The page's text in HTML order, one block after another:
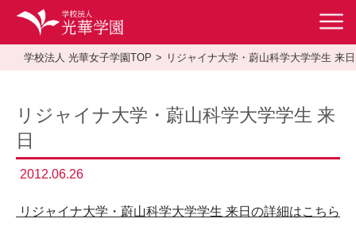
学校法人 光華女子学園TOP リジャイナ大学・蔚山科学大学学生 来日
リジャイナ大学・蔚山科学大学学生 来
日
2012.06.26
リジャイナ大学・蔚山科学大学学生 来日の詳細はこちら